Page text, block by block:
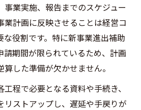
事業実施、報告までのスケジュー
業計画に反映させることは経営コ
な役割です。特に新事業進出補助
請期間が限られているため、計画
した準備が欠かせません。
程で必要となる資料や手続き、
リストアップし、遅延や手戻りが